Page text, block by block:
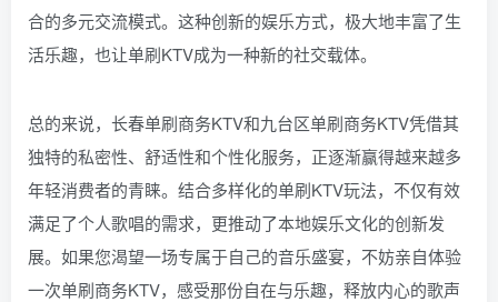
合的多元交流模式。这种创新的娱乐方式，极大地丰富了生
活乐趣，也让单刷KTV成为一种新的社交载体。
总的来说，长春单刷商务KTV和九台区单刷商务KTV凭借其
独特的私密性、舒适性和个性化服务，正逐渐赢得越来越多
年轻消费者的青睐。结合多样化的单刷KTV玩法，不仅有效
满足了个人歌唱的需求，更推动了本地娱乐文化的创新发
展。如果您渴望一场专属于自己的音乐盛宴，不妨亲自体验
一次单刷商务KTV，感受那份自在与乐趣，释放内心的歌声